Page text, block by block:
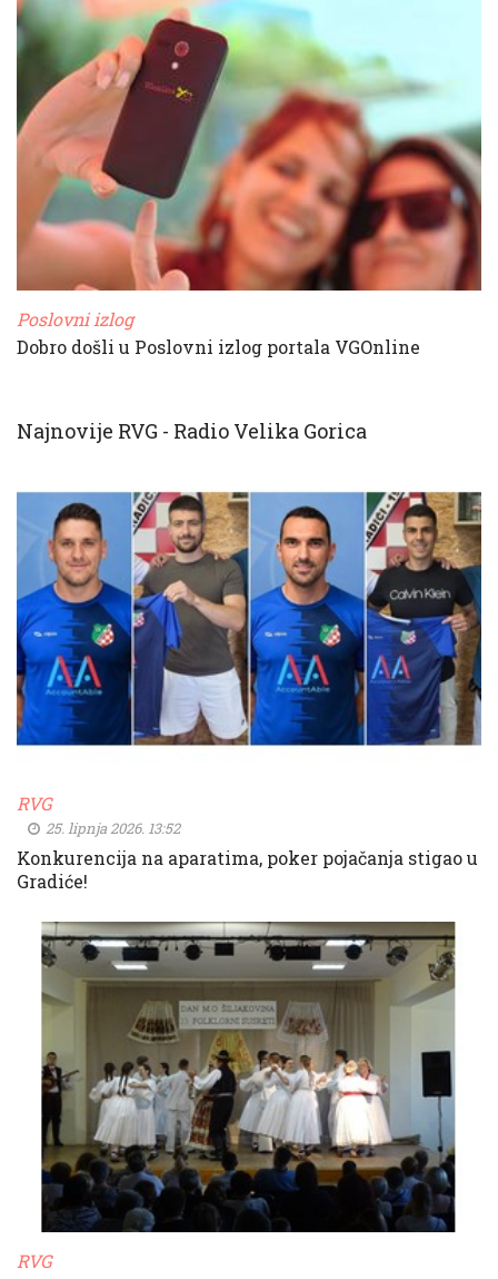
Poslovni izlog
Dobro došli u Poslovni izlog portala VGOnline
Najnovije RVG - Radio Velika Gorica
RVG
25. lipnja 2026. 13:52
Konkurencija na aparatima, poker pojačanja stigao u
Gradiće!
RVG